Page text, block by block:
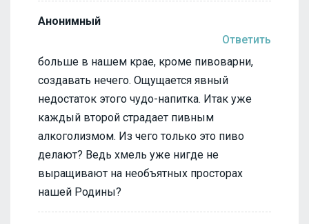
Анонимный
Ответить
больше в нашем крае, кроме пивоварни,
создавать нечего. Ощущается явный
недостаток этого чудо-напитка. Итак уже
каждый второй страдает пивным
алкоголизмом. Из чего только это пиво
делают? Ведь хмель уже нигде не
выращивают на необъятных просторах
нашей Родины?